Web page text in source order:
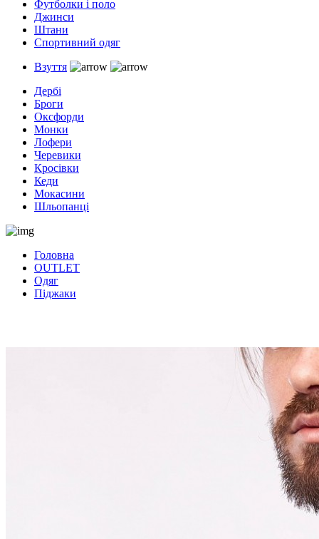
Футболки і поло
Джинси
Штани
Спортивний одяг
Взуття
Дербі
Броги
Оксфорди
Монки
Лофери
Черевики
Кросівки
Кеди
Мокасини
Шльопанці
Головна
OUTLET
Одяг
Піджаки